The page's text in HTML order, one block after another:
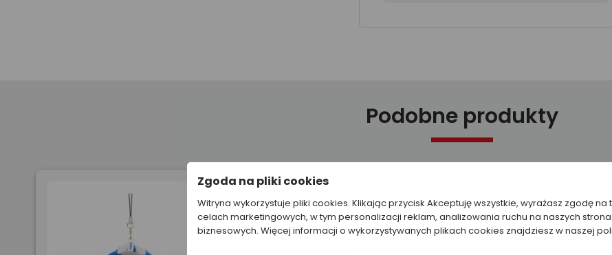
Podobne produkty
Zgoda na pliki cookies
Witryna wykorzystuje pliki cookies. Klikając przycisk Akceptuję wszystkie, wyrażasz zgodę na
celach marketingowych, w tym personalizacji reklam, analizowania ruchu na naszych
biznesowych. Więcej informacji o wykorzystywanych plikach cookies znajdziesz w naszej